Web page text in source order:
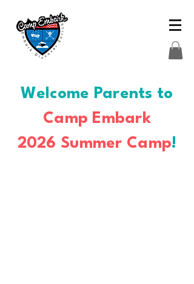
Welcome Parents to
Camp Embark
2026 Summer Camp!